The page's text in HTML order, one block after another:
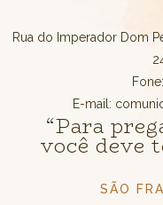
Rua do Imperador Dom
E-mail:
“Para
você deve
SÃO